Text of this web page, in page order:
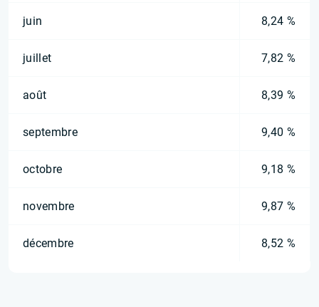
juin 8,24 %
juillet 7,82 %
août 8,39 %
septembre 9,40 %
octobre 9,18 %
novembre 9,87 %
décembre 8,52 %